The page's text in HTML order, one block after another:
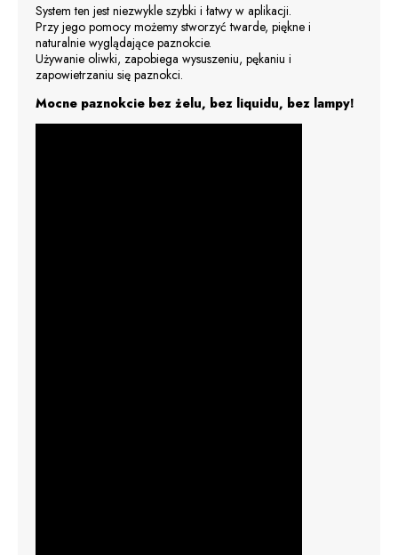
System ten jest niezwykle szybki i łatwy w aplikacji.
Przy jego pomocy możemy stworzyć twarde, piękne i
naturalnie wyglądające paznokcie.
Używanie oliwki, zapobiega wysuszeniu, pękaniu i
zapowietrzaniu się paznokci.
Mocne paznokcie bez żelu, bez liquidu, bez lampy!